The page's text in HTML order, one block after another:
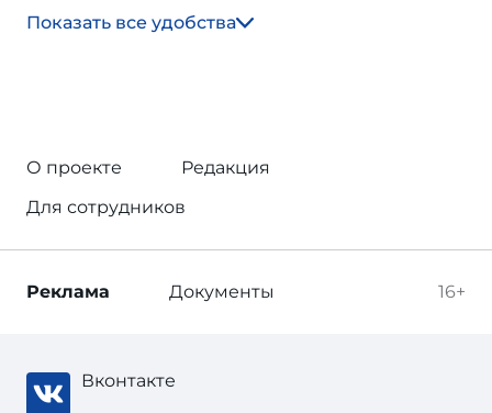
Показать все удобства
О проекте
Редакция
Для сотрудников
16+
Реклама Документы
Вконтакте